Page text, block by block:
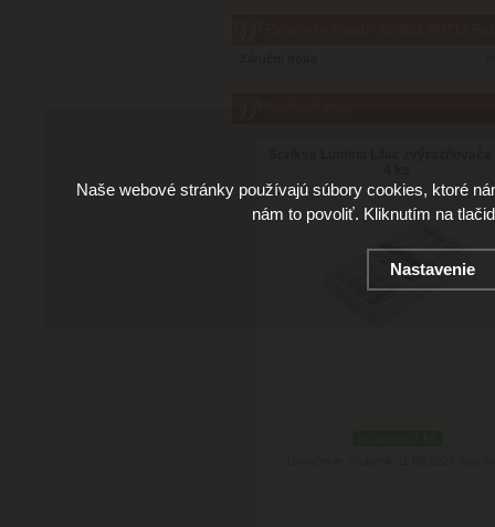
Naše webové stránky používajú súbory cookies, ktoré
nám to povoliť. Kliknutím na
Nastavenie